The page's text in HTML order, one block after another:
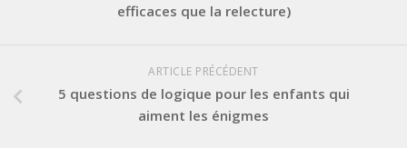
efficaces que la relecture)
ARTICLE PRÉCÉDENT
5 questions de logique pour les enfants qui
aiment les énigmes